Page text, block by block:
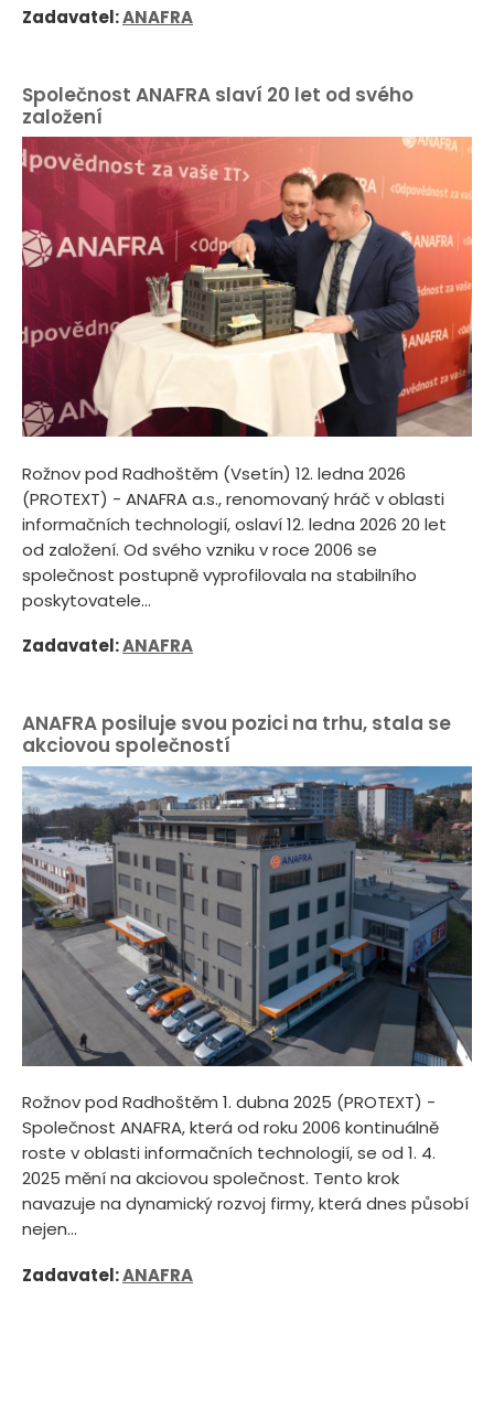
Zadavatel:ANAFRA
Společnost ANAFRA slaví 20 let od svého
založení
Rožnov pod Radhoštěm (Vsetín) 12. ledna 2026
(PROTEXT) - ANAFRA a.s., renomovaný hráč v oblasti
informačních technologií, oslaví 12. ledna 2026 20 let
od založení. Od svého vzniku v roce 2006 se
společnost postupně vyprofilovala na stabilního
poskytovatele...
Zadavatel:ANAFRA
ANAFRA posiluje svou pozici na trhu, stala se
akciovou společností
Rožnov pod Radhoštěm 1. dubna 2025 (PROTEXT) -
Společnost ANAFRA, která od roku 2006 kontinuálně
roste v oblasti informačních technologií, se od 1. 4.
2025 mění na akciovou společnost. Tento krok
navazuje na dynamický rozvoj firmy, která dnes působí
nejen...
Zadavatel:ANAFRA